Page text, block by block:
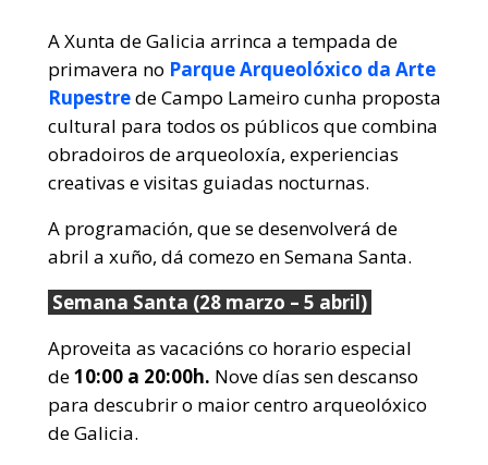
A Xunta de Galicia arrinca a tempada de
primavera no Parque Arqueolóxico da Arte
Rupestrede Campo Lameiro cunha proposta
cultural para todos os públicos que combina
obradoiros de arqueoloxía, experiencias
creativas e visitas guiadas nocturnas.
A programación, que se desenvolverá de
abril a xuño, dá comezo en Semana Santa.
Semana Santa (28 marzo – 5 abril)
Aproveita as vacacións co horario especial
de10:00 a 20:00h. Nove días sen descanso
para descubrir o maior centro arqueolóxico
de Galicia.